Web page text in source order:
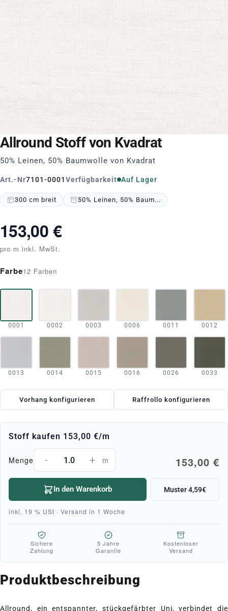
Allround Stoff von Kvadrat
50% Leinen, 50% Baumwolle von Kvadrat
Art.-Nr7101-0001Verfügbarkeit Auf Lager
300 cm breit 50% Leinen, 50% Baum...
153,00 €
pro m inkl. MwSt.
Farbe12 Farben
0001 0002 0003 0006 0011 0012
0013 0014 0015 0016 0026 0033
Vorhang konfigurieren Raffrollo konfigurieren
Stoff kaufen 153,00 €/m
Menge - + m 153,00 €
In den Warenkorb Muster 4,59€
inkl. 19 % USt · Versand in 1 Woche
Sichere
Zahlung
5 Jahre
Garantie
Kostenloser
Versand
Produktbeschreibung
Allround, ein entspannter, stückgefärbter Uni, verbindet die